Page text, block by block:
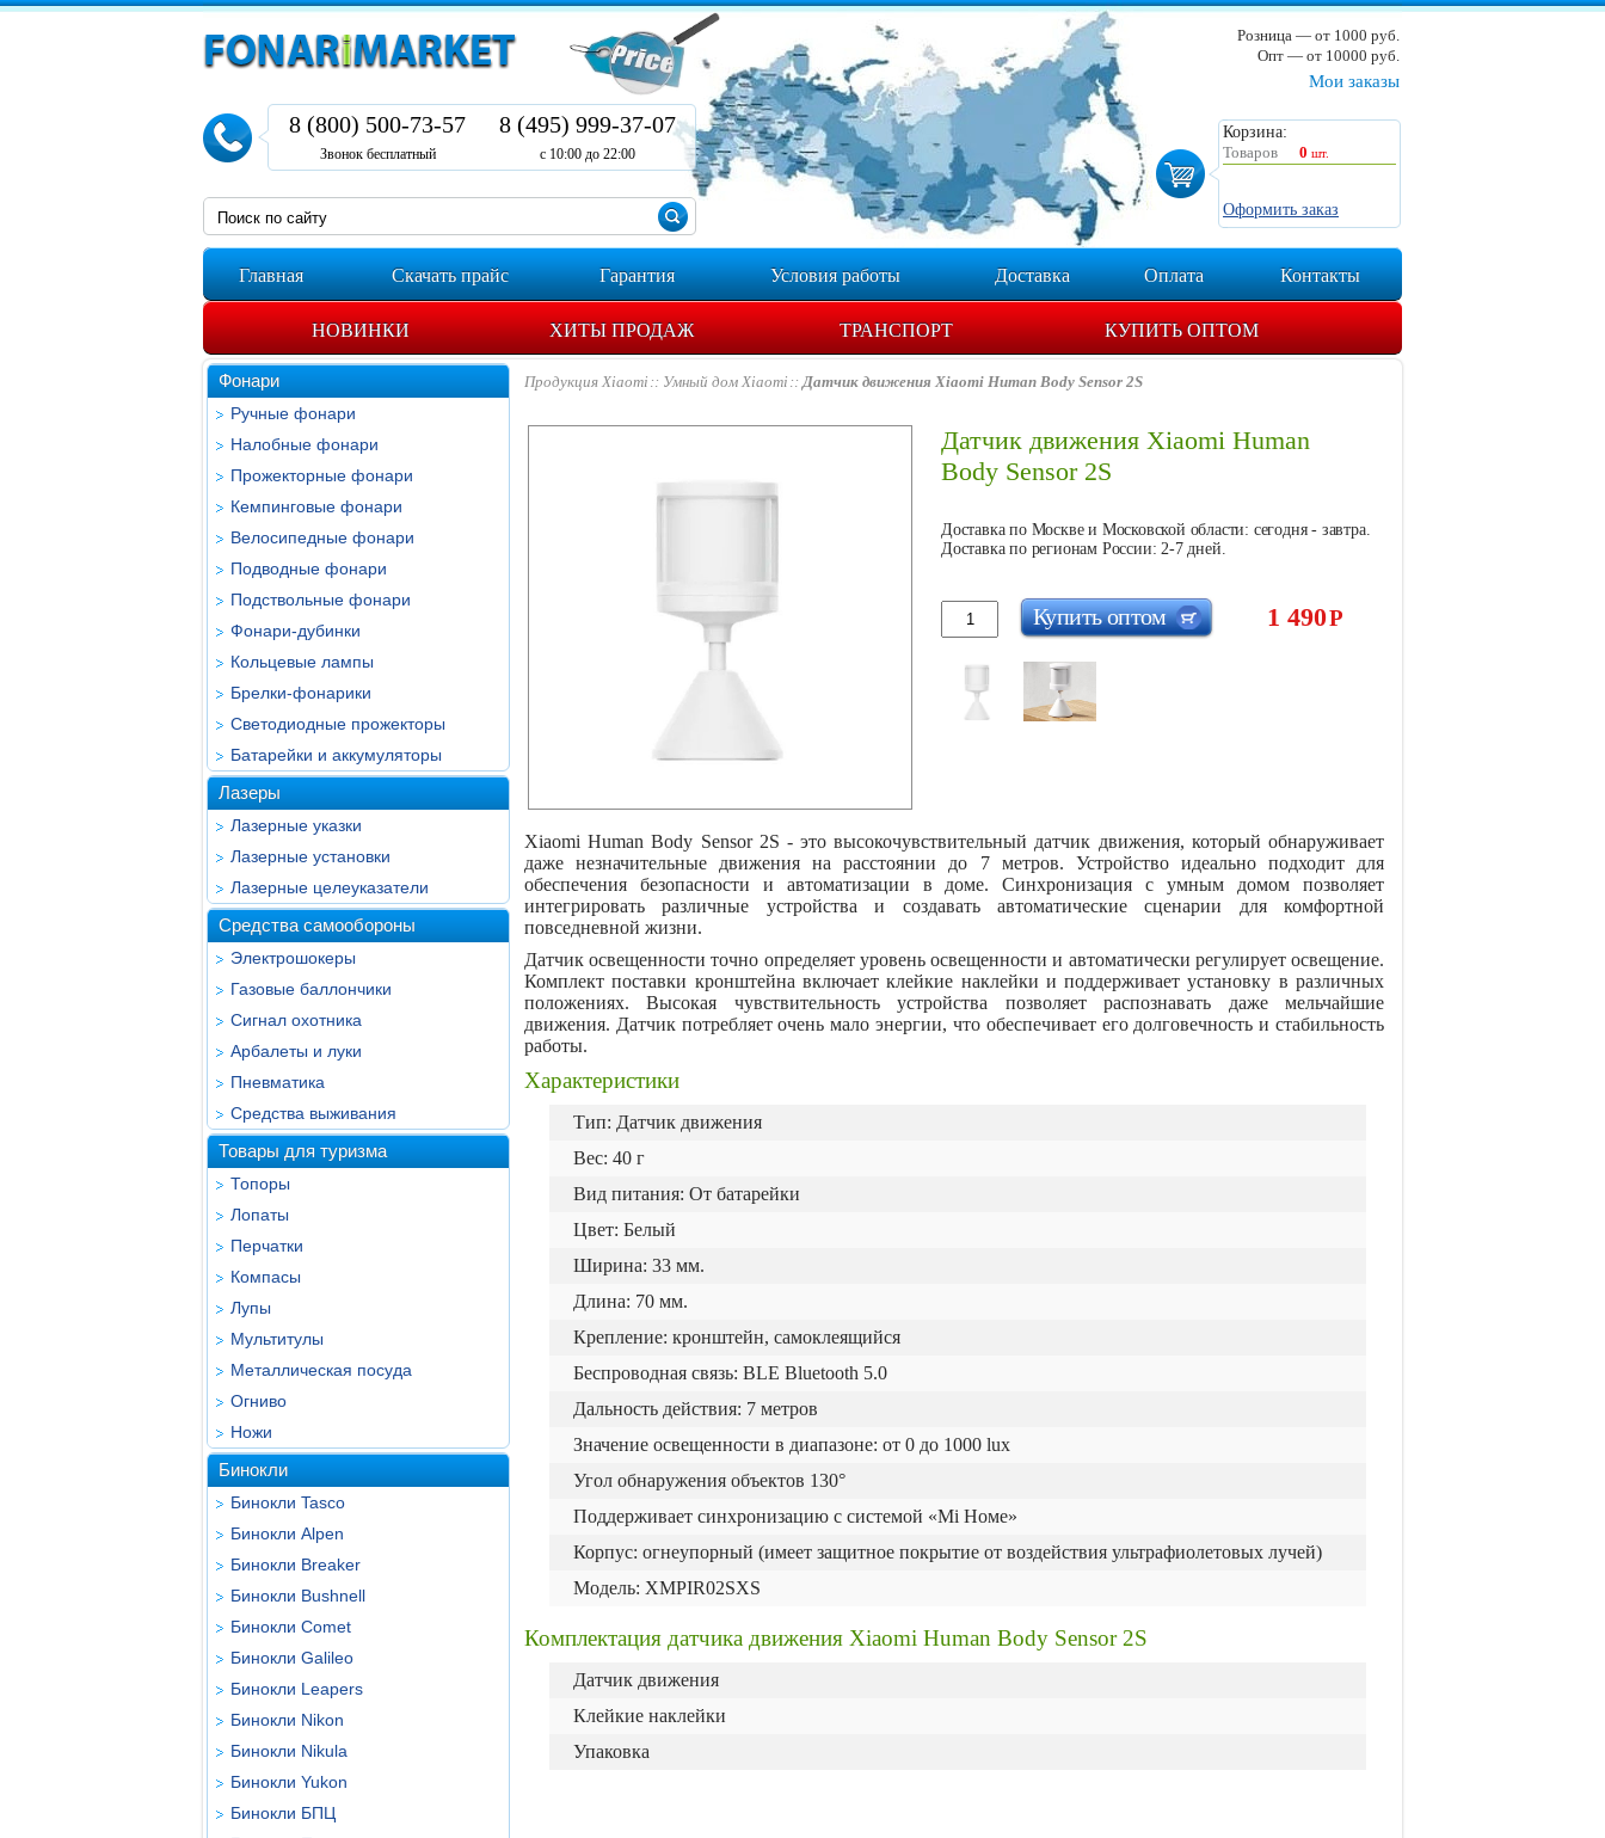
Мои заказы
Корзина:
Товаров
0 шт.
Оформить заказ
8 (800) 500-73-57
Звонок бесплатный
8 (495) 999-37-07
с 10:00 до 22:00
Розница — от 1000 руб.
Опт — от 10000 руб.
Главная Скачать прайс Гарантия Условия работы Доставка Оплата Контакты
НОВИНКИ ХИТЫ ПРОДАЖ ТРАНСПОРТ КУПИТЬ ОПТОМ
Фонари
Ручные фонари
Налобные фонари
Прожекторные фонари
Кемпинговые фонари
Велосипедные фонари
Подводные фонари
Подствольные фонари
Фонари-дубинки
Кольцевые лампы
Брелки-фонарики
Светодиодные прожекторы
Батарейки и аккумуляторы
Лазеры
Лазерные указки
Лазерные установки
Лазерные целеуказатели
Средства самообороны
Электрошокеры
Газовые баллончики
Сигнал охотника
Арбалеты и луки
Пневматика
Средства выживания
Товары для туризма
Топоры
Лопаты
Перчатки
Компасы
Лупы
Мультитулы
Металлическая посуда
Огниво
Ножи
Бинокли
Бинокли Tasco
Бинокли Alpen
Бинокли Breaker
Бинокли Bushnell
Бинокли Comet
Бинокли Galileo
Бинокли Leapers
Бинокли Nikon
Бинокли Nikula
Бинокли Yukon
Бинокли БПЦ
Продукция Xiaomi Умный дом Xiaomi Датчик движения Xiaomi Human Body Sensor 2S
Датчик движения Xiaomi Human
Body Sensor 2S
Доставка по Москве и Московской области: сегодня - завтра.
Доставка по регионам России: 2-7 дней.
1 490Р
Купить оптом
Xiaomi Human Body Sensor 2S - это высокочувствительный датчик движения, который обнаруживает
даже незначительные движения на расстоянии до 7 метров. Устройство идеально подходит для
обеспечения безопасности и автоматизации в доме. Синхронизация с умным домом позволяет
интегрировать различные устройства и создавать автоматические сценарии для комфортной
повседневной жизни.
Датчик освещенности точно определяет уровень освещенности и автоматически регулирует освещение.
Комплект поставки кронштейна включает клейкие наклейки и поддерживает установку в различных
положениях. Высокая чувствительность устройства позволяет распознавать даже мельчайшие
движения. Датчик потребляет очень мало энергии, что обеспечивает его долговечность и стабильность
работы.
Характеристики
Тип: Датчик движения
Вес: 40 г
Вид питания: От батарейки
Цвет: Белый
Ширина: 33 мм.
Длина: 70 мм.
Крепление: кронштейн, самоклеящийся
Беспроводная связь: BLE Bluetooth 5.0
Дальность действия: 7 метров
Значение освещенности в диапазоне: от 0 до 1000 lux
Угол обнаружения объектов 130°
Поддерживает синхронизацию с системой «Mi Номе»
Корпус: огнеупорный (имеет защитное покрытие от воздействия ультрафиолетовых лучей)
Модель: XMPIR02SXS
Комплектация датчика движения Xiaomi Human Body Sensor 2S
Датчик движения
Клейкие наклейки
Упаковка